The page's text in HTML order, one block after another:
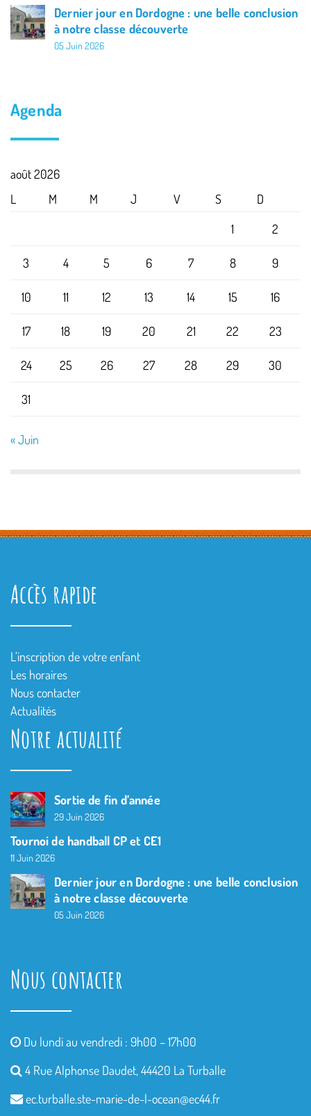
Dernier jour en Dordogne : une belle conclusion
à notre classe découverte
05 Juin 2026
Agenda
août 2026
L
M M J V S
D
1
2
3 4 5 6 7 8 9
10 11 12 13 14 15 16
17 18 19 20 21 22 23
24 25 26 27 28 29 30
31
« Juin
Accès rapide
L’inscription de votre enfant
Les horaires
Nous contacter
Actualités
Notre actualité
Sortie de fin d’année
29 Juin 2026
Tournoi de handball CP et CE1
11 Juin 2026
Dernier jour en Dordogne : une belle conclusion
à notre classe découverte
05 Juin 2026
Nous contacter
Du lundi au vendredi : 9h00 – 17h00
4 Rue Alphonse Daudet, 44420 La Turballe
ec.turballe.ste-marie-de-l-ocean@ec44.fr